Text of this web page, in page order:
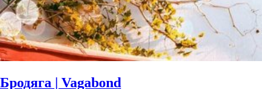
Бродяга | Vagabond